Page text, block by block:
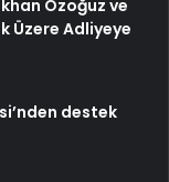
Özoğuz ve
Üzere Adliyeye
destek